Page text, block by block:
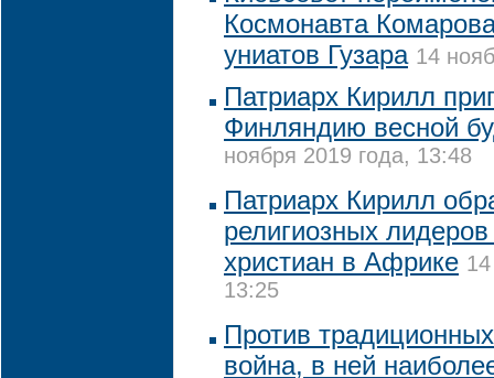
Космонавта
униатов Гузара 14
Патриарх Кирилл
Финляндию весной
ноября 2019 года, 13:48
Патриарх Кирилл
религиозных
христиан в Африке
13:25
Против
война, в ней